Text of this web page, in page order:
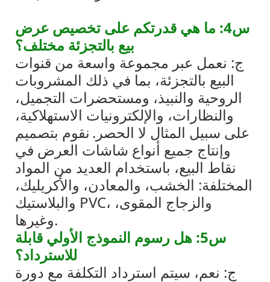
س4: ما هي قدرتكم على تخصيص عرض
بيع بالتجزئة مختلف؟
ج: نعمل عبر مجموعة واسعة من قنوات
البيع بالتجزئة، بما في ذلك المشروبات
الروحية والنبيذ، ومستحضرات التجميل،
والنظارات، والإلكترونيات الاستهلاكية،
على سبيل المثال لا الحصر. نقوم بتصميم
وإنتاج جميع أنواع شاشات العرض في
نقاط البيع، باستخدام العديد من المواد
المختلفة: الخشب، والمعادن، والأكريليك،
والبلاستيك PVC، والزجاج المقوى،
وغيرها.
س5: هل رسوم النموذج الأولي قابلة
للاسترداد؟
ج: نعم، سيتم استرداد التكلفة مع دورة